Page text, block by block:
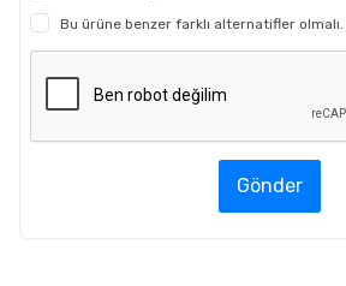
Bu ürüne benzer farklı alternatifler olmalı.
Gönder